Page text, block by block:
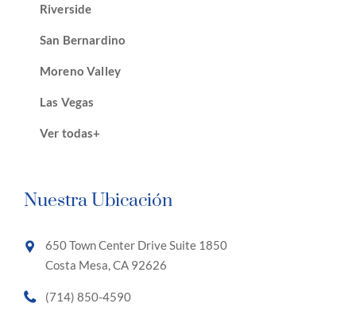
Riverside
San Bernardino
Moreno Valley
Las Vegas
Ver todas+
Nuestra Ubicación
650 Town Center Drive Suite 1850
Costa Mesa, CA 92626
(714) 850-4590